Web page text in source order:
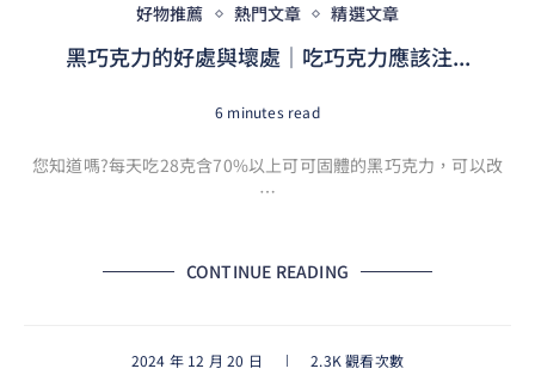
好物推薦 熱門文章 精選文章
黑巧克力的好處與壞處｜吃巧克力應該注...
6 minutes read
您知道嗎?每天吃28克含70%以上可可固體的黑巧克力，可以改
…
CONTINUE READING
2024 年 12 月 20 日 2.3K 觀看次數